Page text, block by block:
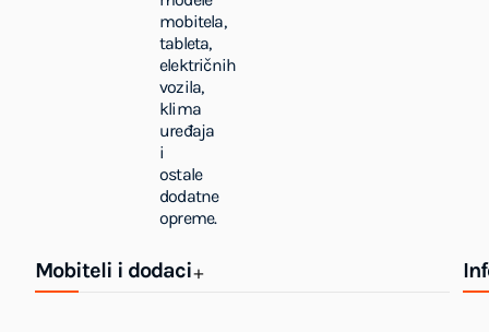
mobitela,
tableta,
električnih
vozila,
klima
uređaja
i
ostale
dodatne
opreme.
Mobiteli i dodaci+